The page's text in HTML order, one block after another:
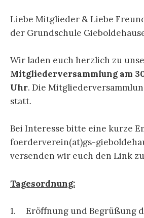
Liebe Mitglieder & Liebe
der Grundschule
Wir laden euch herzlich zu
Mitgliederversammlung am
Uhr. Die
statt.
Bei Interesse bitte eine kurze
foerderverein(at)gs-
versenden wir euch den Link
Tagesordnung:
1. Eröffnung und Begrüßung